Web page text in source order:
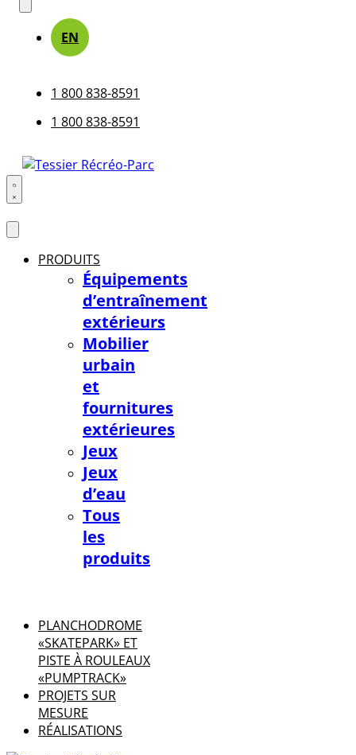
Search
EN
1 800 838-8591
1 800 838-8591
Search
open
PRODUITS
Équipements
d’entraînement
extérieurs
Mobilier
urbain
et
fournitures
extérieures
Jeux
Jeux
d’eau
Tous
les
produits
PLANCHODROME
«SKATEPARK» ET
PISTE À ROULEAUX
«PUMPTRACK»
PROJETS SUR
MESURE
RÉALISATIONS